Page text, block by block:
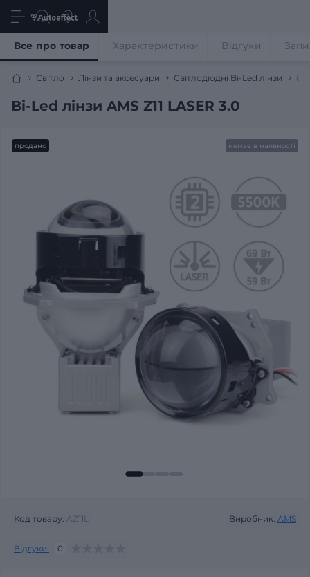
Світло Лінзи та аксесуари Світлодіодні Bi-Led лінзи
Bi-Led лінзи AMS Z11 LASER 3.0
Все про товар Характеристики Відгуки
продано немає в наявності
Код товару: AZ11L Виробник: AMS
Відгуки: 0